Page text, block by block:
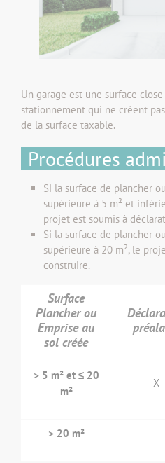
Un garage est une surface
stationnement qui ne créent
de la surface taxable.
Procédures
Si la surface de plancher
supérieure à 5 m² et
projet est soumis à
Si la surface de plancher
supérieure à 20 m², le
construire.
Surface
Plancher ou
Emprise au
sol créée
> 5 m² et ≤ 20
m²
X
> 20 m²